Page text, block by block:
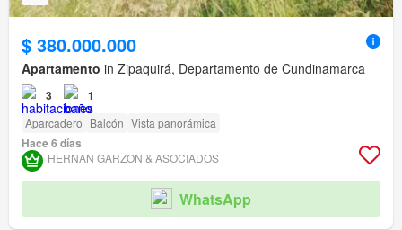
$ 380.000.000
Apartamento in Zipaquirá, Departamento de Cundinamarca
3 1
Aparcadero Balcón Vista panorámica
Hace 6 días
HERNAN GARZON & ASOCIADOS
WhatsApp